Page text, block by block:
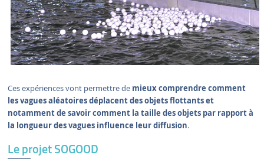
Ces expériences vont permettre de mieux comprendre comment
les vagues aléatoires déplacent des objets flottants et
notamment de savoir comment la taille des objets par rapport à
la longueur des vagues influence leur diffusion.
Le projet SOGOOD